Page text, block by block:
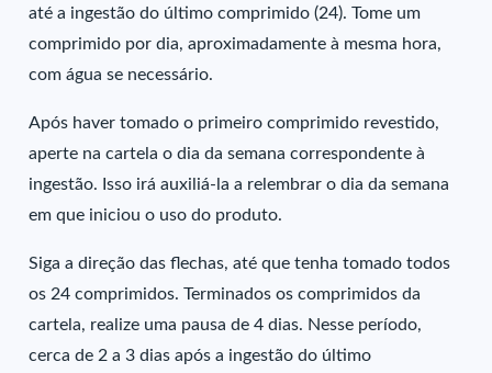
até a ingestão do último comprimido (24). Tome um
comprimido por dia, aproximadamente à mesma hora,
com água se necessário.
Após haver tomado o primeiro comprimido revestido,
aperte na cartela o dia da semana correspondente à
ingestão. Isso irá auxiliá-la a relembrar o dia da semana
em que iniciou o uso do produto.
Siga a direção das flechas, até que tenha tomado todos
os 24 comprimidos. Terminados os comprimidos da
cartela, realize uma pausa de 4 dias. Nesse período,
cerca de 2 a 3 dias após a ingestão do último